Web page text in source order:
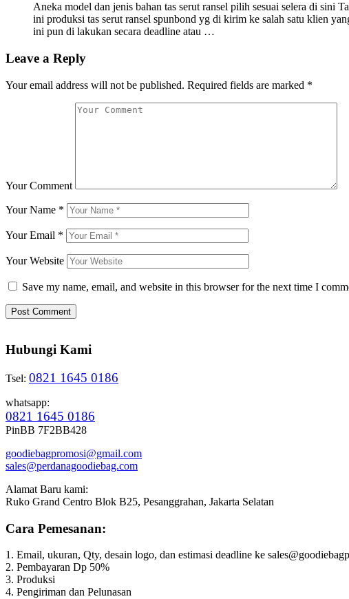
Aneka model dan jenis bahan tas serut ransel pilih sesuai selera di sini
ini produksi tas serut ransel spunbond yg di kirim ke salah satu klien
ini pun di lakukan secara deadline atau …
Leave a Reply
Your email address will not be published. Required fields are marked *
Your Comment
Your Name *
Your Email *
Your Website
Save my name, email, and website in this browser for the next time I
Hubungi Kami
Tsel: 0821 1645 0186
whatsapp:
0821 1645 0186
PinBB 7F2BB428
goodiebagpromosi@gmail.com
sales@perdanagoodiebag.com
Alamat Baru kami:
Ruko Grand Centro Blok B25, Pesanggrahan, Jakarta Selatan
Cara Pemesanan:
1. Email, ukuran, Qty, desain logo, dan estimasi deadline ke
2. Pembayaran Dp 50%
3. Produksi
4. Pengiriman dan Pelunasan